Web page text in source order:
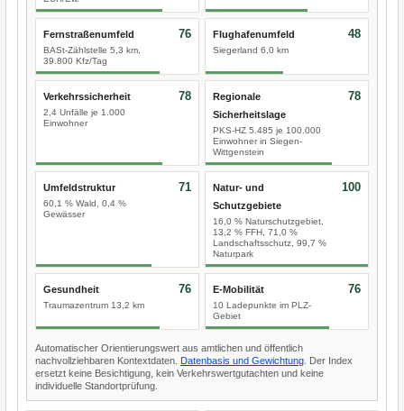
Fernstraßenumfeld
BASt-Zählstelle 5,3 km,
39.800 Kfz/Tag
76 Flughafenumfeld
Siegerland 6,0 km
48
Verkehrssicherheit
2,4 Unfälle je 1.000
Einwohner
78
Regionale
Sicherheitslage
PKS-HZ 5.485 je 100.000
Einwohner in Siegen-
Wittgenstein
78
Umfeldstruktur
60,1 % Wald, 0,4 %
Gewässer
71
Natur- und
Schutzgebiete
16,0 % Naturschutzgebiet,
13,2 % FFH, 71,0 %
Landschaftsschutz, 99,7 %
Naturpark
100
Gesundheit
Traumazentrum 13,2 km
76 E-Mobilität
10 Ladepunkte im PLZ-
Gebiet
76
Automatischer Orientierungswert aus amtlichen und öffentlich
nachvollziehbaren Kontextdaten. Datenbasis und Gewichtung . Der Index
ersetzt keine Besichtigung, kein Verkehrswertgutachten und keine
individuelle Standortprüfung.